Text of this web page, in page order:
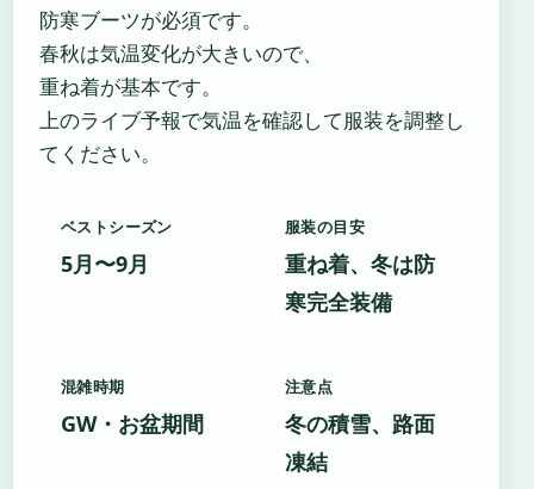
防寒ブーツが必須です。
春秋は気温変化が大きいので、
重ね着が基本です。
上のライブ予報で気温を確認して服装を調整し
てください。
ベストシーズン
5月〜9月
服装の目安
重ね着、冬は防
寒完全装備
混雑時期
GW・お盆期間
注意点
冬の積雪、路面
凍結